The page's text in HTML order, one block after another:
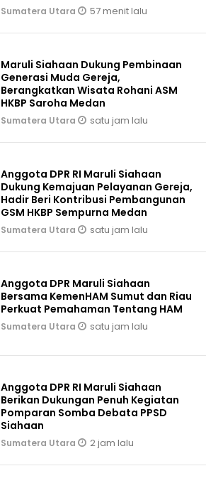
Martoba Beri Bantuan
Sumatera Utara 57 menit lalu
Maruli Siahaan Dukung Pembinaan
Generasi Muda Gereja,
Berangkatkan Wisata Rohani ASM
HKBP Saroha Medan
Sumatera Utara satu jam lalu
Anggota DPR RI Maruli Siahaan
Dukung Kemajuan Pelayanan Gereja,
Hadir Beri Kontribusi Pembangunan
GSM HKBP Sempurna Medan
Sumatera Utara satu jam lalu
Anggota DPR Maruli Siahaan
Bersama KemenHAM Sumut dan Riau
Perkuat Pemahaman Tentang HAM
Sumatera Utara satu jam lalu
Anggota DPR RI Maruli Siahaan
Berikan Dukungan Penuh Kegiatan
Pomparan Somba Debata PPSD
Siahaan
Sumatera Utara 2 jam lalu